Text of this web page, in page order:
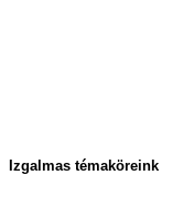
Izgalmas témaköreink